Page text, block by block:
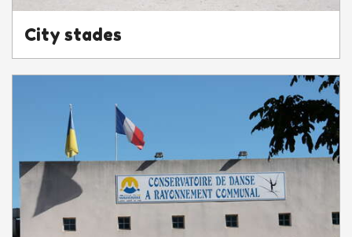
City stades